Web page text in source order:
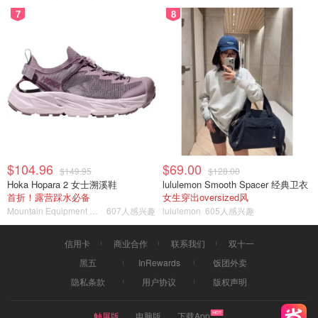
7
$104.96 $149.95
Hoka Hopara 2 女士溯溪鞋
首折！露营踩水必备
607人感兴趣
8
$69.00 $128.00
lululemon Smooth Spacer 经典卫衣
女生穿出oversized风
lululemon 605人感兴趣
信用卡 商业合作 联系我们
双十一
黑五
InRewards
饭团外卖
隐私条款
用户协议 版权声明
触屏版 电脑版 下载App